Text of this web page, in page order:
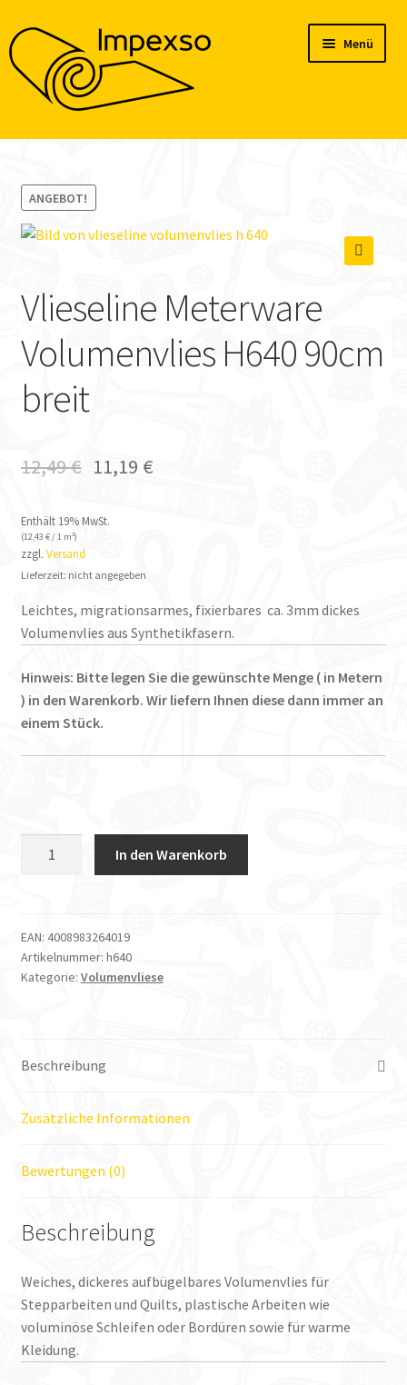
Zur
Navigation
springen
Zum
Inhalt
springen
Menü
Home
Produkte
Konto
ANGEBOT!
Vlieseline Meterware
Volumenvlies H640 90cm
breit
12,49€ 11,19 €
Enthält 19% MwSt.
(12,43 €/ 1 m²)
zzgl. Versand
Lieferzeit: nicht angegeben
Leichtes, migrationsarmes, fixierbares ca. 3mm dickes
Volumenvlies aus Synthetikfasern.
Hinweis: Bitte legen Sie die gewünschte Menge ( in Metern
) in den Warenkorb. Wir liefern Ihnen diese dann immer an
einem Stück.
90cm
breit
Menge
In den Warenkorb
EAN: 4008983264019
Artikelnummer: h640
Kategorie: Volumenvliese
Beschreibung
Zusätzliche Informationen
Bewertungen (0)
Beschreibung
Weiches, dickeres aufbügelbares Volumenvlies für
Stepparbeiten und Quilts, plastische Arbeiten wie
voluminöse Schleifen oder Bordüren sowie für warme
Kleidung.